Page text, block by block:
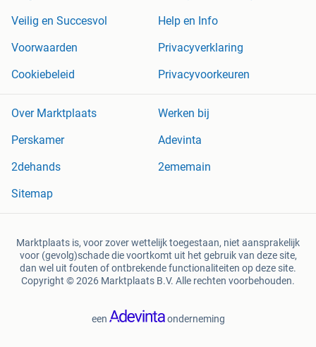
Veilig en Succesvol
Help en Info
Voorwaarden
Privacyverklaring
Cookiebeleid
Privacyvoorkeuren
Over Marktplaats
Werken bij
Perskamer
Adevinta
2dehands
2ememain
Sitemap
Marktplaats is, voor zover wettelijk toegestaan, niet aansprakelijk
voor (gevolg)schade die voortkomt uit het gebruik van deze site,
dan wel uit fouten of ontbrekende functionaliteiten op deze site.
Copyright © 2026 Marktplaats B.V. Alle rechten voorbehouden.
een onderneming